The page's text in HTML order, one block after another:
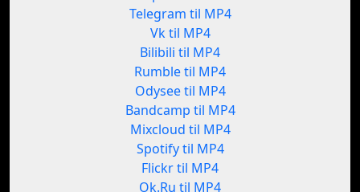
Telegram til MP4
Vk til MP4
Bilibili til MP4
Rumble til MP4
Odysee til MP4
Bandcamp til MP4
Mixcloud til MP4
Spotify til MP4
Flickr til MP4
Ok.Ru til MP4